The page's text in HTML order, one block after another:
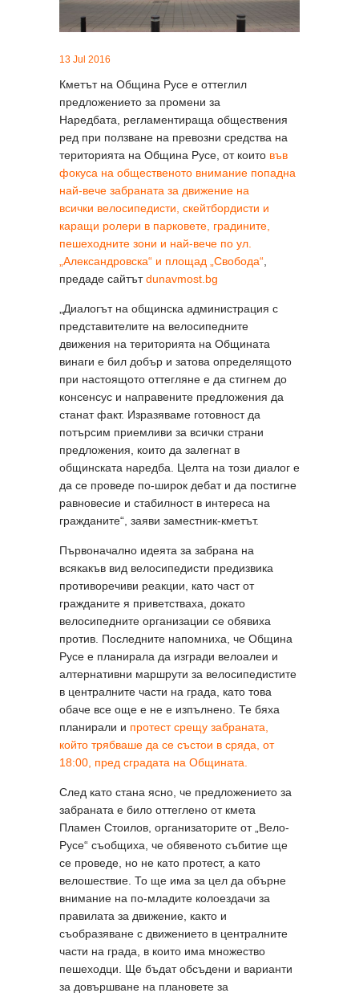
13 Jul 2016
Кметът на Община Русе е оттеглил
предложението за промени за
Наредбата, регламентираща обществения
ред при ползване на превозни средства на
територията на Община Русе, от които във
фокуса на общественото внимание попадна
най-вече забраната за движение на
всички велосипедисти, скейтбордисти и
каращи ролери в парковете, градините,
пешеходните зони и най-вече по ул.
„Александровска“ и площад „Свобода“,
предаде сайтътdunavmost.bg
„Диалогът на общинска администрация с
представителите на велосипедните
движения на територията на Общината
винаги е бил добър и затова определящото
при настоящото оттегляне е да стигнем до
консенсус и направените предложения да
станат факт. Изразяваме готовност да
потърсим приемливи за всички страни
предложения, които да залегнат в
общинската наредба. Целта на този диалог е
да се проведе по-широк дебат и да постигне
равновесие и стабилност в интереса на
гражданите“, заяви заместник-кметът.
Първоначално идеята за забрана на
всякакъв вид велосипедисти предизвика
противоречиви реакции, като част от
гражданите я приветстваха, докато
велосипедните организации се обявиха
против. Последните напомниха, че Община
Русе е планирала да изгради велоалеи и
алтернативни маршрути за велосипедистите
в централните части на града, като това
обаче все още е не е изпълнено. Те бяха
планирали и протест срещу забраната,
който трябваше да се състои в сряда, от
18:00, пред сградата на Общината.
След като стана ясно, че предложението за
забраната е било оттеглено от кмета
Пламен Стоилов, организаторите от „Вело-
Русе“ съобщиха, че обявеното събитие ще
се проведе, но не като протест, а като
велошествие. То ще има за цел да обърне
внимание на по-младите колоездачи за
правилата за движение, както и
съобразяване с движението в централните
части на града, в които има множество
пешеходци. Ще бъдат обсъдени и варианти
за довършване на плановете за